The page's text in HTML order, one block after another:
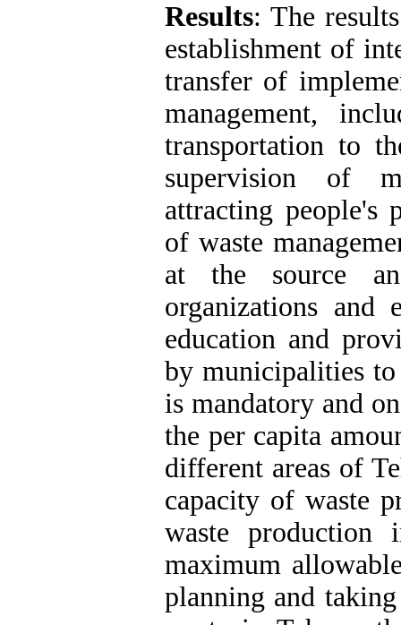
Results: The
establishment of
transfer of
management,
transportation to
supervision of
attracting people's
of waste
at the source
organizations and
education and
by municipalities to
is mandatory and
the per capita
different areas of
capacity of waste
waste
maximum
planning and